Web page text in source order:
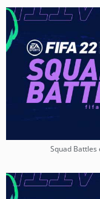
Squad Battles